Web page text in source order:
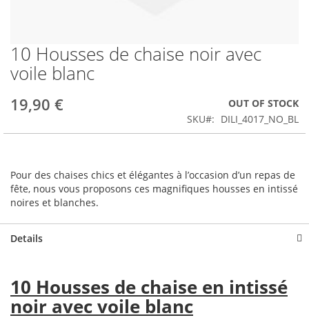
Skip
to
the
of
images
10 Housses de chaise noir avec
voile blanc
19,90 €
OUT OF STOCK
SKU
DILI_4017_NO_BL
Pour des chaises chics et élégantes à l’occasion d’un repas de
fête, nous vous proposons ces magnifiques housses en intissé
noires et blanches.
Details
10 Housses de chaise en intissé
noir avec voile blanc